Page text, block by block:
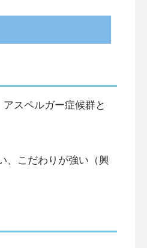
スペルガー症候群と
、こだわりが強い（興